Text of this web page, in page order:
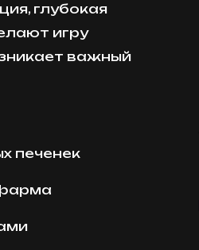
глубокая
игру
важный
печенек